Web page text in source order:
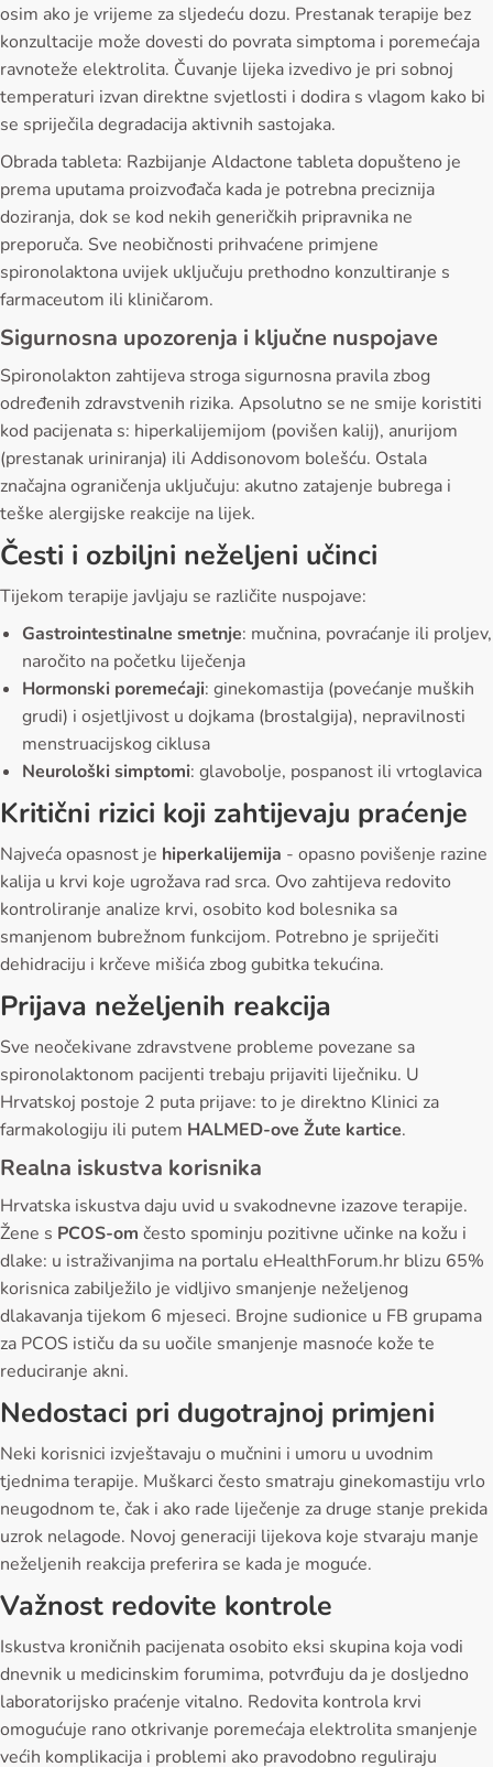
osim ako je vrijeme za sljedeću dozu. Prestanak terapije bez
konzultacije može dovesti do povrata simptoma i poremećaja
ravnoteže elektrolita. Čuvanje lijeka izvedivo je pri sobnoj
temperaturi izvan direktne svjetlosti i dodira s vlagom kako bi
se spriječila degradacija aktivnih sastojaka.
Obrada tableta: Razbijanje Aldactone tableta dopušteno je
prema uputama proizvođača kada je potrebna preciznija
doziranja, dok se kod nekih generičkih pripravnika ne
preporuča. Sve neobičnosti prihvaćene primjene
spironolaktona uvijek uključuju prethodno konzultiranje s
farmaceutom ili kliničarom.
Sigurnosna upozorenja i ključne nuspojave
Spironolakton zahtijeva stroga sigurnosna pravila zbog
određenih zdravstvenih rizika. Apsolutno se ne smije koristiti
kod pacijenata s: hiperkalijemijom (povišen kalij), anurijom
(prestanak uriniranja) ili Addisonovom bolešću. Ostala
značajna ograničenja uključuju: akutno zatajenje bubrega i
teške alergijske reakcije na lijek.
Česti i ozbiljni neželjeni učinci
Tijekom terapije javljaju se različite nuspojave:
Gastrointestinalne smetnje: mučnina, povraćanje ili proljev,
naročito na početku liječenja
Hormonski poremećaji: ginekomastija (povećanje muških
grudi) i osjetljivost u dojkama (brostalgija), nepravilnosti
menstruacijskog ciklusa
Neurološki simptomi: glavobolje, pospanost ili vrtoglavica
Kritični rizici koji zahtijevaju praćenje
Najveća opasnost je hiperkalijemija - opasno povišenje razine
kalija u krvi koje ugrožava rad srca. Ovo zahtijeva redovito
kontroliranje analize krvi, osobito kod bolesnika sa
smanjenom bubrežnom funkcijom. Potrebno je spriječiti
dehidraciju i krčeve mišića zbog gubitka tekućina.
Prijava neželjenih reakcija
Sve neočekivane zdravstvene probleme povezane sa
spironolaktonom pacijenti trebaju prijaviti liječniku. U
Hrvatskoj postoje 2 puta prijave: to je direktno Klinici za
farmakologiju ili putem HALMED-ove Žute kartice.
Realna iskustva korisnika
Hrvatska iskustva daju uvid u svakodnevne izazove terapije.
Žene s PCOS-om često spominju pozitivne učinke na kožu i
dlake: u istraživanjima na portalu eHealthForum.hr blizu 65%
korisnica zabilježilo je vidljivo smanjenje neželjenog
dlakavanja tijekom 6 mjeseci. Brojne sudionice u FB grupama
za PCOS ističu da su uočile smanjenje masnoće kože te
reduciranje akni.
Nedostaci pri dugotrajnoj primjeni
Neki korisnici izvještavaju o mučnini i umoru u uvodnim
tjednima terapije. Muškarci često smatraju ginekomastiju vrlo
neugodnom te, čak i ako rade liječenje za druge stanje prekida
uzrok nelagode. Novoj generaciji lijekova koje stvaraju manje
neželjenih reakcija preferira se kada je moguće.
Važnost redovite kontrole
Iskustva kroničnih pacijenata osobito eksi skupina koja vodi
dnevnik u medicinskim forumima, potvrđuju da je dosljedno
laboratorijsko praćenje vitalno. Redovita kontrola krvi
omogućuje rano otkrivanje poremećaja elektrolita smanjenje
većih komplikacija i problemi ako pravodobno reguliraju